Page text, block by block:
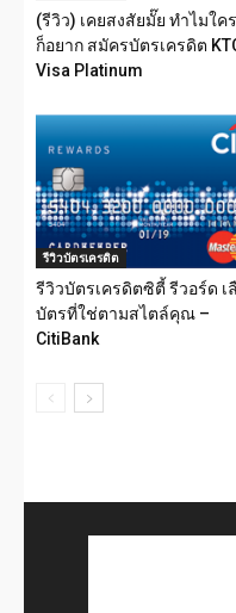
(รีวิว) เคยสงสัยมั๊ย ทำไมใค
ก็อยาก สมัครบัตรเครดิต
Visa Platinum
รีวิวบัตรเครดิต
รีวิวบัตรเครดิตซิตี้ รีวอร์ด เ
บัตรที่ใช่ตามสไตล์คุณ –
CitiBank